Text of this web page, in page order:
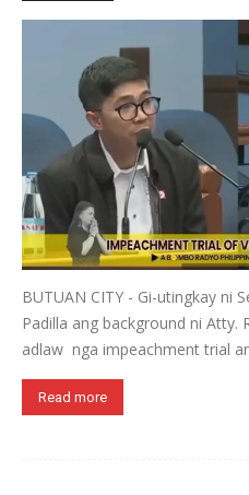
BUTUAN CITY - Gi-utingkay ni
Padilla ang background ni Atty.
adlaw nga impeachment trial
Read more